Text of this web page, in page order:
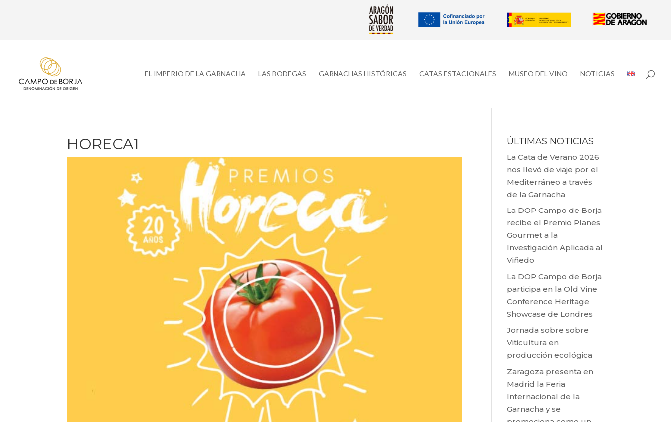
EL IMPERIO DE LA GARNACHA LAS BODEGAS GARNACHAS HISTÓRICAS CATAS ESTACIONALES MUSEO DEL VINO NOTICIAS
HORECA1 ÚLTIMAS NOTICIAS
La Cata de Verano 2026
nos llevó de viaje por el
Mediterráneo a través
de la Garnacha
La DOP Campo de Borja
recibe el Premio Planes
Gourmet a la
Investigación Aplicada al
Viñedo
La DOP Campo de Borja
participa en la Old Vine
Conference Heritage
Showcase de Londres
Jornada sobre sobre
Viticultura en
producción ecológica
Zaragoza presenta en
Madrid la Feria
Internacional de la
Garnacha y se